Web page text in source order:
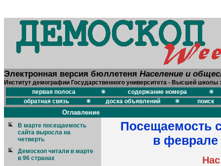
Электронная версия бюллетеня Население и
Институт демографии Государственного университета - Высшей школы
первая полоса
содержание номера
обратная связь
доска объявлений поиск
Оглавление
В марте посещаемость
сайта выросла на
четверть
Демоскоп читали в марте
в 96 странах
Посещаемость
в феврале